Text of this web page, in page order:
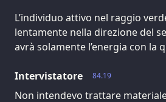
L’individuo attivo nel raggio
lentamente nella direzione del
avrà solamente l’energia con la
84.19
Intervistatore
Non intendevo trattare